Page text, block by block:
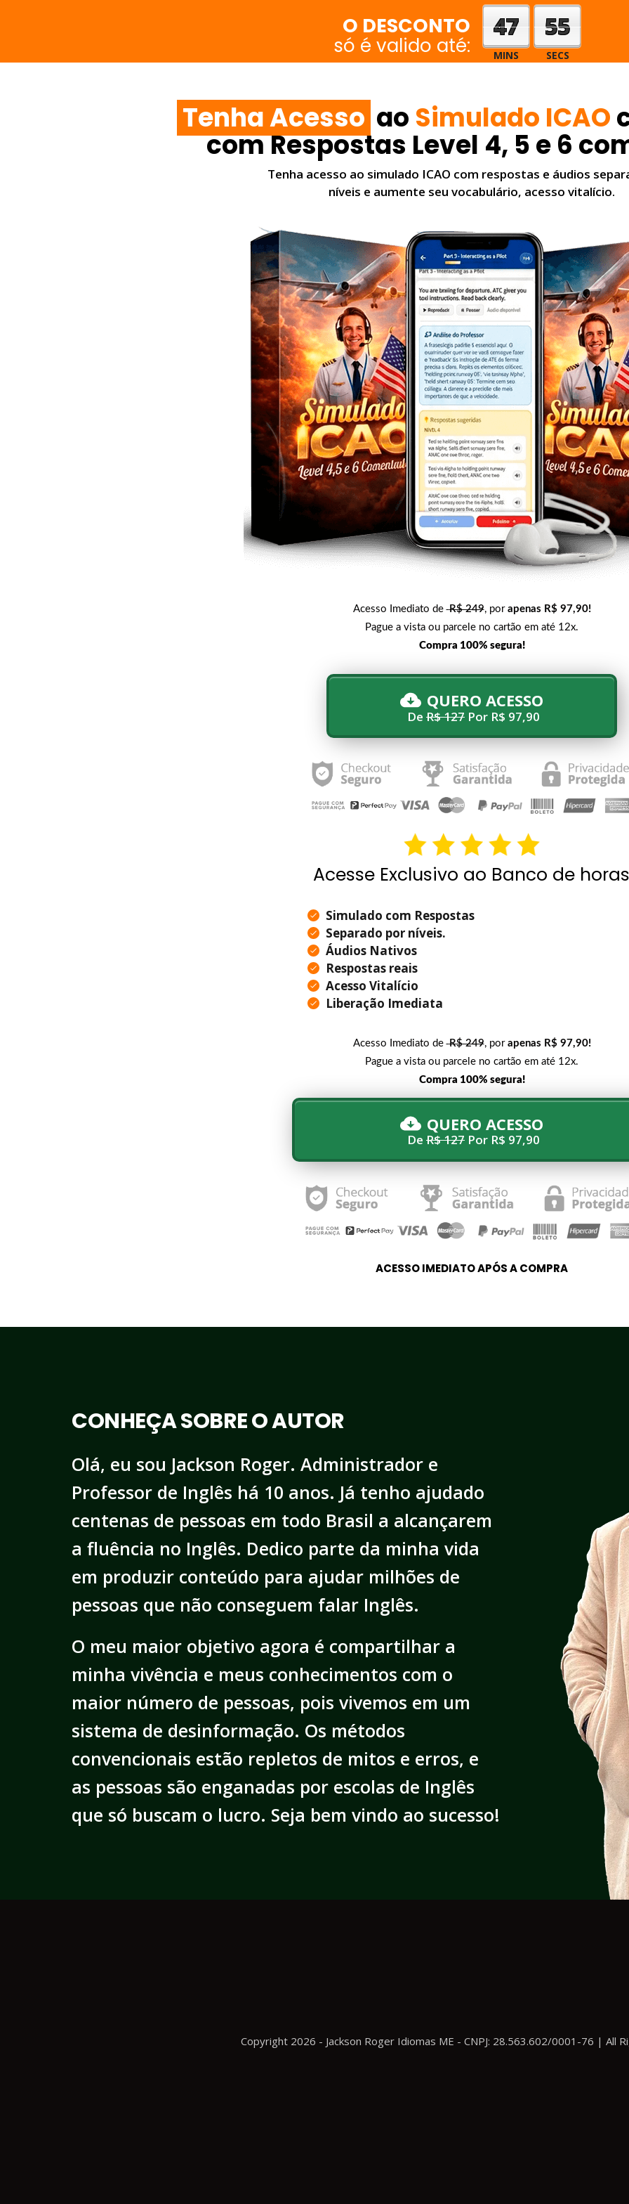
O DESCONTO
só é valido até:
47
MINS
54
SECS
Tenha Acesso ao Simulado ICAO
com Respostas Level 4, 5 e 6
Tenha acesso ao simulado ICAO com respostas e áudios
níveis e aumente seu vocabulário, acesso vitalício.
Acesso Imediato de R$ 249, por apenas R$ 97,90!
Pague a vista ou parcele no cartão em até 12x.
Compra 100% segura!
QUERO ACESSO
De R$ 127Por R$ 97,90
Acesse Exclusivo ao Banco de
Simulado com Respostas
Separado por níveis.
Áudios Nativos
Respostas reais
Acesso Vitalício
Liberação Imediata
Acesso Imediato de R$ 249, por apenas R$ 97,90!
Pague a vista ou parcele no cartão em até 12x.
Compra 100% segura!
QUERO ACESSO
De R$ 127 Por R$ 97,90
ACESSO IMEDIATO APÓS A COMPRA
CONHEÇA SOBRE O AUTOR
Olá, eu sou Jackson Roger. Administrador e
Professor de Inglês há 10 anos. Já tenho ajudado
centenas de pessoas em todo Brasil a alcançarem
a fluência no Inglês. Dedico parte da minha vida
em produzir conteúdo para ajudar milhões de
pessoas que não conseguem falar Inglês.
O meu maior objetivo agora é compartilhar a
minha vivência e meus conhecimentos com o
maior número de pessoas, pois vivemos em um
sistema de desinformação. Os métodos
convencionais estão repletos de mitos e erros, e
as pessoas são enganadas por escolas de Inglês
que só buscam o lucro. Seja bem vindo ao sucesso!
Copyright 2026 - Jackson Roger Idiomas ME - CNPJ: 28.563.602/0001-76 | All